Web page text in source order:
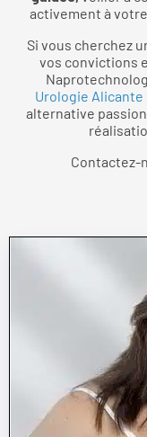
activement à
Si vous cherchez
vos convictions
Urologie Alicante
alternative
Contactez-